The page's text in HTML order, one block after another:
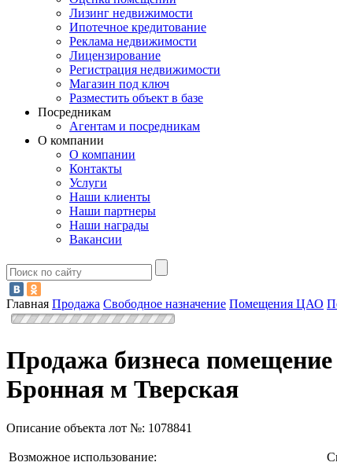
Лизинг недвижимости
Ипотечное кредитование
Реклама недвижимости
Лицензирование
Регистрация недвижимости
Магазин под ключ
Разместить объект в базе
Посредникам
Агентам и посредникам
О компании
О компании
Контакты
Услуги
Наши клиенты
Наши партнеры
Наши награды
Вакансии
Главная Продажа Свободное назначение Помещения ЦАО
Продажа бизнеса
Бронная м Тверская
Описание объекта лот №: 1078841
Возможное использование: